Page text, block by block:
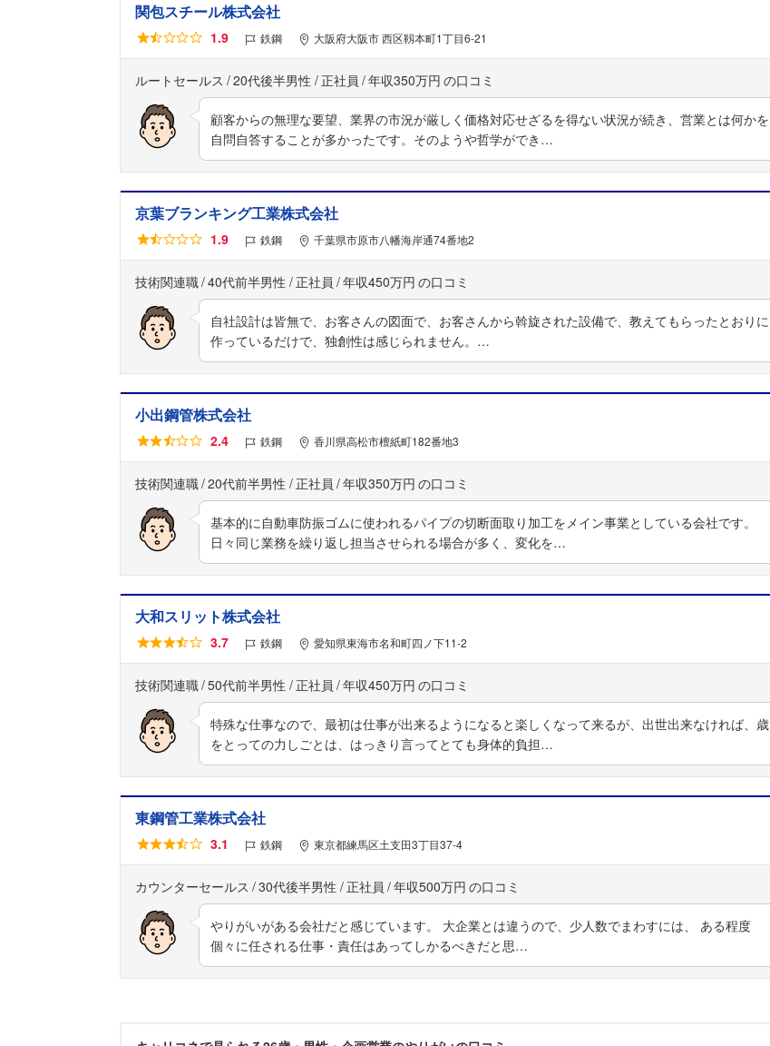
関包スチール株式会社
1.9 鉄鋼 大阪府大阪市 西区靱本町1丁目6-21
ルートセールス 20代後半男性 正社員 年収350万円
顧客からの無理な要望、業界の市況が厳しく価格対応せざるを得ない状況が続き、営業とは何かを
自問自答することが多かったです。そのようや哲学ができ…
京葉ブランキング工業株式会社
1.9 鉄鋼 千葉県市原市八幡海岸通74番地2
技術関連職 40代前半男性 正社員 年収450万円
自社設計は皆無で、お客さんの図面で、お客さんから斡旋された設備で、教えてもらったとおりに
作っているだけで、独創性は感じられません。…
小出鋼管株式会社
2.4 鉄鋼 香川県高松市檀紙町182番地3
技術関連職 20代前半男性 正社員 年収350万円
基本的に自動車防振ゴムに使われるパイプの切断面取り加工をメイン事業としている会社です。
日々同じ業務を繰り返し担当させられる場合が多く、変化を…
大和スリット株式会社
3.7 鉄鋼 愛知県東海市名和町四ノ下11-2
技術関連職 50代前半男性 正社員 年収450万円
特殊な仕事なので、最初は仕事が出来るようになると楽しくなって来るが、出世出来なければ、歳
をとっての力しごとは、はっきり言ってとても身体的負担…
東鋼管工業株式会社
3.1 鉄鋼 東京都練馬区土支田3丁目37-4
カウンターセールス 30代後半男性 正社員 年収500万円
やりがいがある会社だと感じています。 大企業とは違うので、少人数でまわすには、 ある程度
個々に任される仕事・責任はあってしかるべきだと思…